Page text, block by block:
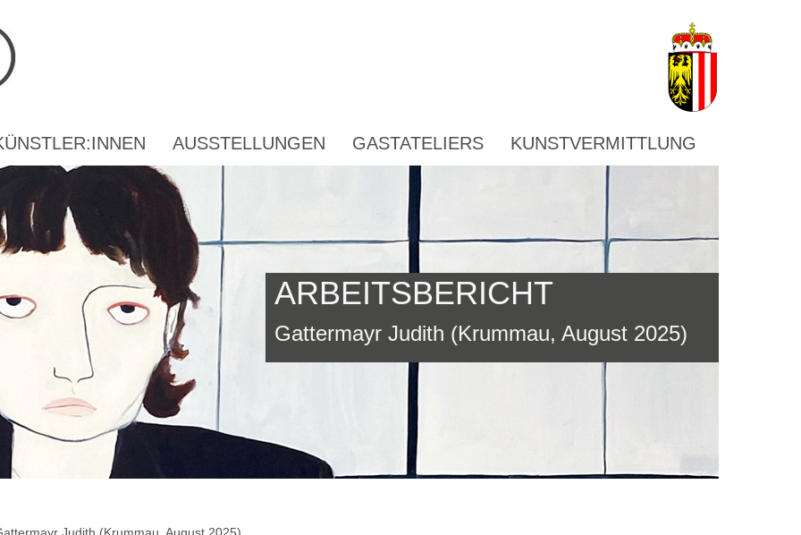
AUSSTELLUNGEN GASTATELIERS KUNSTVERMITTLUNG
ARBEITSBERICHT
Gattermayr Judith (Krummau, August 2025)